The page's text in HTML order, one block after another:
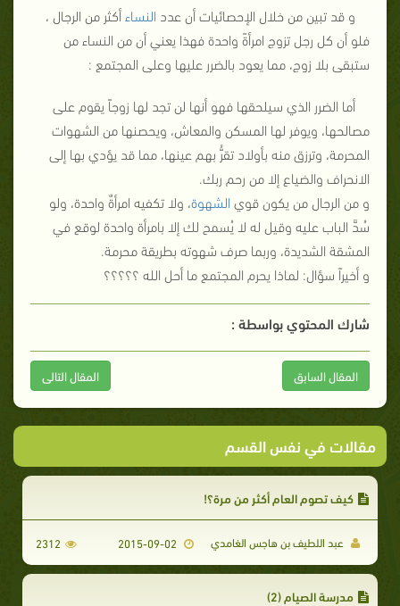
و قد تبين من خلال الإحصائيات أن عدد النساء أكثر من الرجال ،
فلو أن كل رجل تزوج امرأةً واحدة فهذا يعني أن من النساء من
ستبقى بلا زوج، مما يعود بالضرر عليها وعلى المجتمع :
أما الضرر الذي سيلحقها فهو أنها لن تجد لها زوجاً يقوم على
مصالحها، ويوفر لها المسكن والمعاش، ويحصنها من الشهوات
المحرمة، وترزق منه بأولاد تقرُّ بهم عينها، مما قد يؤدي بها إلى
الانحراف والضياع إلا من رحم ربك.
و من الرجال من يكون قوي الشهوة، ولا تكفيه امرأةٌ واحدة، ولو
سُدَّ الباب عليه وقيل له لا يُسمح لك إلا بامرأة واحدة لوقع في
المشقة الشديدة، وربما صرف شهوته بطريقة محرمة.
و أخيراً سؤال: لماذا يحرم المجتمع ما أحل الله ؟؟؟؟؟
شارك المحتوي بواسطة :
المقال السابق المقال التالى
مقالات في نفس القسم
كيف تصوم العام أكثر من مرة؟!
عبد اللطيف بن هاجس الغامدي 2312
مدرسة الصيام (2)